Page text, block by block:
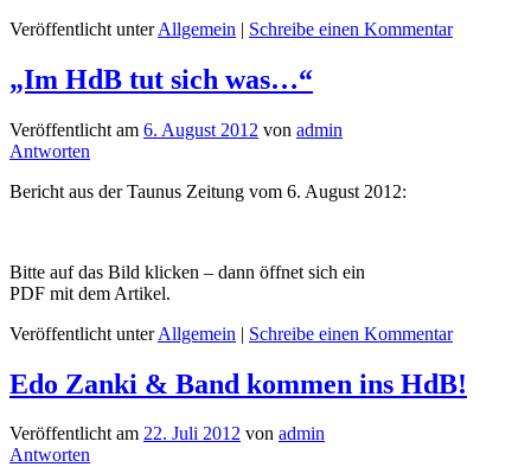
Veröffentlicht unter Allgemein | Schreibe einen Kommentar
„Im HdB tut sich was…“
Veröffentlicht am 6. August 2012 von admin
Antworten
Bericht aus der Taunus Zeitung vom 6. August 2012:
Bitte auf das Bild klicken – dann öffnet sich ein
PDF mit dem Artikel.
Veröffentlicht unter Allgemein | Schreibe einen Kommentar
Edo Zanki & Band kommen ins HdB!
Veröffentlicht am 22. Juli 2012 von admin
Antworten